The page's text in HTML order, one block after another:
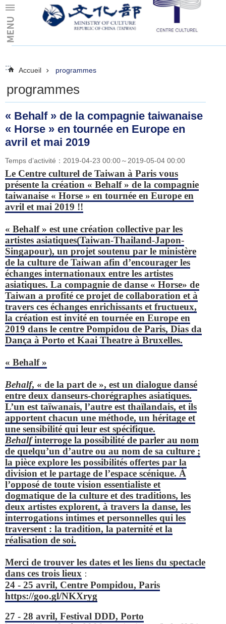
Skip to main content
:::
::: Accueil programmes
programmes
« Behalf » de la compagnie taiwanaise
« Horse » en tournée en Europe en
avril et mai 2019
Temps d’activité：2019-04-23 00:00～2019-05-04 00:00
Le Centre culturel de Taiwan à Paris vous
présente la création « Behalf » de la compagnie
taiwanaise « Horse » en tournée en Europe en
avril et mai 2019 !!
« Behalf » est une création collective par les
artistes asiatiques(Taiwan-Thailand-Japon-
Singapour), un projet soutenu par le ministère
de la culture de Taiwan afin d’encourager les
échanges internationaux entre les artistes
asiatiques. La compagnie de danse « Horse» de
Taiwan a profité ce projet de collaboration et à
travers ces échanges enrichissants et fructueux,
la création est invité en tournée en Europe en
2019 dans le centre Pompidou de Paris, Dias da
Dança à Porto et Kaai Theatre à Bruxelles.
« Behalf »
Behalf, « de la part de », est un dialogue dansé
entre deux danseurs-chorégraphes asiatiques.
L’un est taïwanais, l’autre est thaïlandais, et ils
apportent chacun une méthode, un héritage et
une sensibilité qui leur est spécifique.
Behalfinterroge la possibilité de parler au nom
de quelqu’un d’autre ou au nom de sa culture ;
la pièce explore les possibilités offertes par la
division et le partage de l’espace scénique. À
l’opposé de toute vision essentialiste et
dogmatique de la culture et des traditions, les
deux artistes explorent, à travers la danse, les
interrogations intimes et personnelles qui les
traversent : la tradition, la paternité et la
réalisation de soi.
Merci de trouver les dates et les liens du spectacle
dans ces trois lieux ：
24 - 25 avril, Centre Pompidou, Paris
https://goo.gl/NKXryg
27 - 28 avril, Festival DDD, Porto